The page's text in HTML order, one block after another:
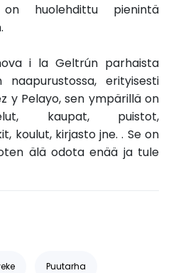
huolehdittu pienintä
i la Geltrún parhaista
erityisesti
y Pelayo, sen ympärillä on
kaupat, puistot,
koulut, kirjasto jne. . Se on
älä odota enää ja tule
Puutarha